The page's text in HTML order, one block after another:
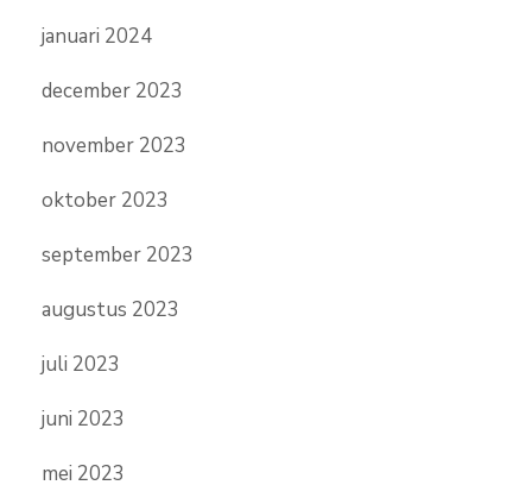
januari 2024
december 2023
november 2023
oktober 2023
september 2023
augustus 2023
juli 2023
juni 2023
mei 2023